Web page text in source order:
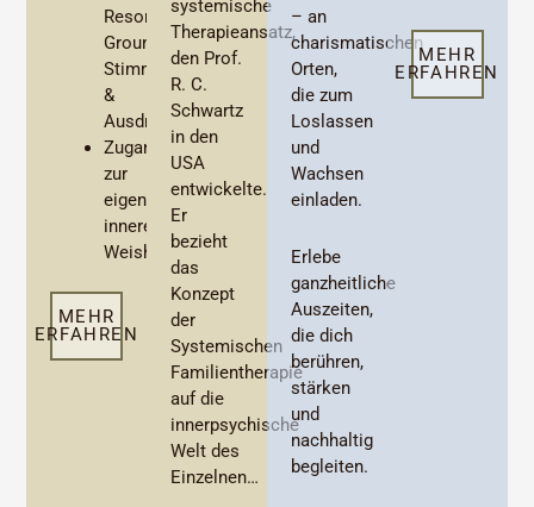
Resonanz,
Grounding,
Stimme
&
Ausdruck…
Zugang
zur
eigenen
inneren
Weisheit
MEHR
ERFAHREN
systemische
Therapieansatz,
den Prof.
R. C.
Schwartz
in den
USA
entwickelte.
Er
bezieht
das
Konzept
der
Systemischen
Familientherapie
auf die
innerpsychische
Welt des
Einzelnen…
– an
charismatischen
Orten,
die zum
Loslassen
und
Wachsen
einladen.
Erlebe
ganzheitliche
Auszeiten,
die dich
berühren,
stärken
und
nachhaltig
begleiten.
MEHR
ERFAHREN